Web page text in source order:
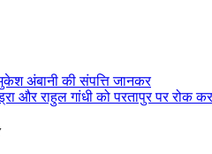
अंबानी की संपत्ति जानकर
और राहुल गांधी को परतापुर पर रोक